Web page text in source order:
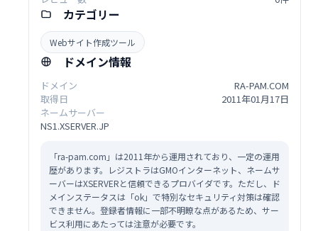
カテゴリー
Webサイト作成ツール
ドメイン情報
ドメイン
RA-PAM.COM
取得日
2011年01月17日
ネームサーバー
NS1.XSERVER.JP
「ra-pam.com」は2011年から運用されており、一定の運用
歴があります。レジストラはGMOインターネット、ネームサ
ーバーはXSERVERと信頼できるプロバイダです。ただし、ド
メインステータスは「ok」で特別なセキュリティ対策は確認
できません。登録者情報に一部不明瞭な点があるため、サー
ビス利用にあたっては注意が必要です。